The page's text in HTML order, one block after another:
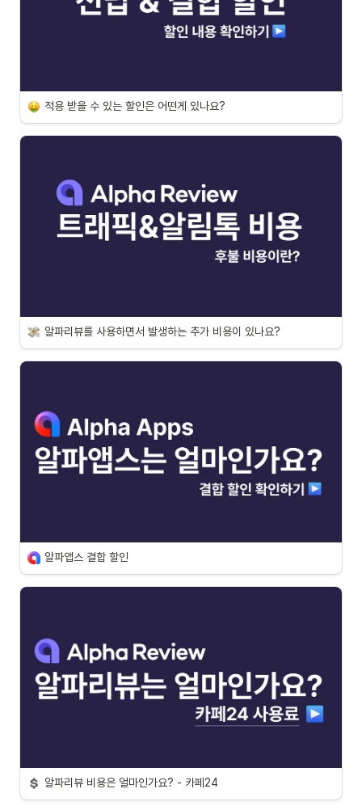
적용 받을 수 있는 할인은 어떤게 있나요?
알파리뷰를 사용하면서 발생하는 추가 비용이 있나요?
알파앱스 결합 할인
알파리뷰 비용은 얼마인가요? - 카페24